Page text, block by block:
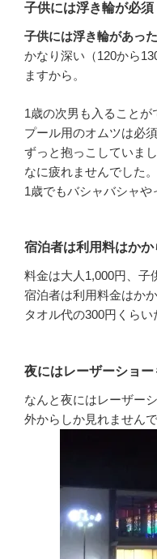
子供には浮き輪が必須
子供には浮き輪があっ
かなり深い（120から
ますから。
1歳の次男も入ることが
プール用のオムツは必
ずっと抱っこしていま
なに疲れませんでした。
1歳でもバシャバシャや
宿泊者は利用料はかか
料金は大人1,000円、子
宿泊者は利用料金はかか
タオル代の300円くらい
夜にはレーザーショー
なんと夜にはレーザー
外からしか見れませんで